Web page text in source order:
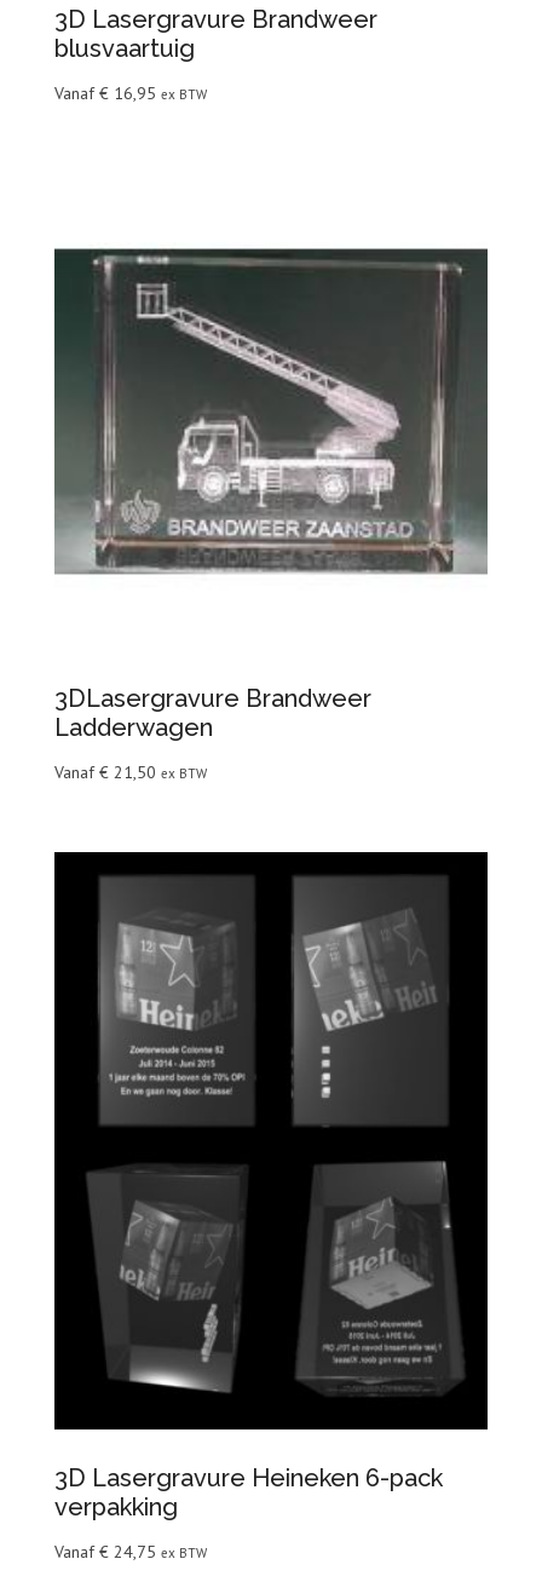
3D Lasergravure Brandweer
blusvaartuig
Vanaf€ 16,95 ex BTW
3DLasergravure Brandweer
Ladderwagen
Vanaf€ 21,50 ex BTW
3D Lasergravure Heineken 6-pack
verpakking
Vanaf€ 24,75 ex BTW